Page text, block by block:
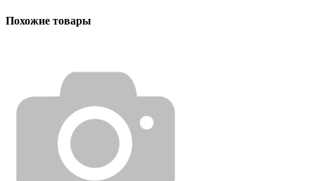
Похожие товары